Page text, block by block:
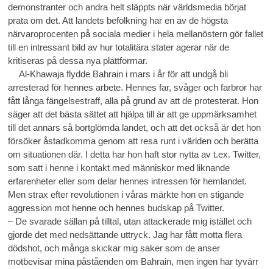
demonstranter och andra helt släppts när världsmedia börjat
prata om det. Att landets befolkning har en av de högsta
närvaroprocenten på sociala medier i hela mellanöstern gör fallet
till en intressant bild av hur totalitära stater agerar när de
kritiseras på dessa nya plattformar.
Al-Khawaja flydde Bahrain i mars i år för att undgå bli
arresterad för hennes arbete. Hennes far, svåger och farbror har
fått långa fängelsestraff, alla på grund av att de protesterat. Hon
säger att det bästa sättet att hjälpa till är att ge uppmärksamhet
till det annars så bortglömda landet, och att det också är det hon
försöker åstadkomma genom att resa runt i världen och berätta
om situationen där. I detta har hon haft stor nytta av t.ex. Twitter,
som satt i henne i kontakt med människor med liknande
erfarenheter eller som delar hennes intressen för hemlandet.
Men strax efter revolutionen i våras märkte hon en stigande
aggression mot henne och hennes budskap på Twitter.
– De svarade sällan på tilltal, utan attackerade mig istället och
gjorde det med nedsättande uttryck. Jag har fått motta flera
dödshot, och många skickar mig saker som de anser
motbevisar mina påståenden om Bahrain, men ingen har tyvärr